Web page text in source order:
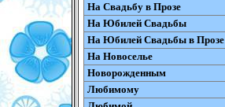
На Свадьбу в Прозе
На Юбилей Свадьбы
На Юбилей Свадьбы в Прозе
На Новоселье
Новорожденным
Любимому